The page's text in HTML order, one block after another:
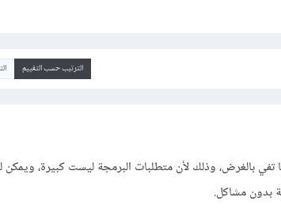
الترتيب حسب التقييم
تفي بالغرض، وذلك لأن متطلبات البرمجة ليست كبيرة،